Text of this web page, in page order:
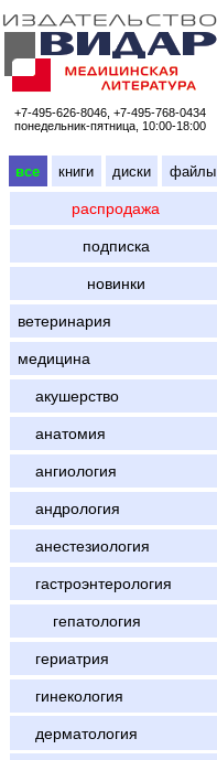
+7-495-626-8046, +7-495-768-0434
понедельник-пятница, 10:00-18:00
все книги диски файлы
распродажа
подписка
новинки
ветеринария
медицина
акушерство
анатомия
ангиология
андрология
анестезиология
гастроэнтерология
гепатология
гериатрия
гинекология
дерматология